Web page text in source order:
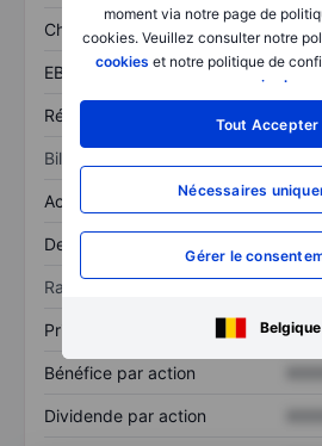
moment via notre page de
cookies. Veuillez consulter notre
cookies et notre politique de
savoir plus
Tout Accepter
Nécessaires
Gérer le
Belgique
Chiffre d’affaires
EBITDA
Résultat net
Bilan
Actif total
Dette totale
Ratios
Prix / ventes
Bénéfice par action
Dividende par action